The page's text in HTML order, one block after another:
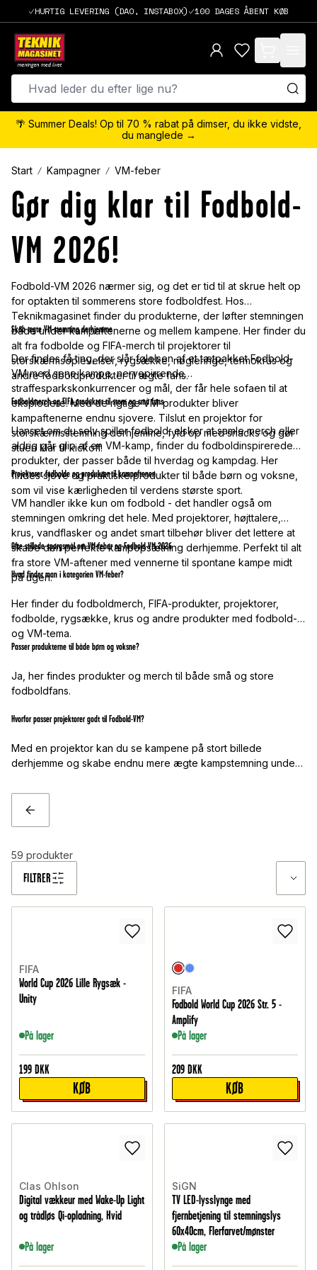
HURTIG LEVERING (DAO, INSTABOX) 100 DAGES ÅBENT KØB
items in cart,
🌴 Summer Deals! Op til 70 % rabat på dimser, du ikke vidste,
du manglede →
Start Kampagner VM-feber
Gør dig klar til Fodbold-
VM 2026!
Fodbold-VM 2026 nærmer sig, og det er tid til at skrue helt op
for optakten til sommerens store fodboldfest. Hos
Teknikmagasinet finder du produkterne, der løfter stemningen
både under kampaftenerne og mellem kampene. Her finder du
alt fra fodbolde og FIFA-merch til projektorer til
storskærmsoplevelser, rygsække, nøgleringe, termokrus og
andre fodboldprodukter til ægte fans.
Skab ægte VM-stemning derhjemme
Der findes få ting, der slår følelsen af et tætpakket Fodbold-
VM med sene kampe, nervepirrende
straffesparkskonkurrencer og mål, der får hele sofaen til at
eksplodere. Med de rigtige VM-produkter bliver
kampaftenerne endnu sjovere. Tilslut en projektor for
storskærmsstemning derhjemme, fyld op med snacks og gør
stuen klar til kickoff.
Fodboldmerch og FIFA-produkter til store og små fans
Uanset om du selv spiller fodbold, elsker at samle merch eller
aldrig går glip af en VM-kamp, finder du fodboldinspirerede
produkter, der passer både til hverdag og kampdag. Her
findes sjove og praktiske produkter til både børn og voksne,
som vil vise kærligheden til verdens største sport.
Projektorer, fodbolde og produkter til kampaftenen
VM handler ikke kun om fodbold - det handler også om
stemningen omkring det hele. Med projektorer, højttalere,
krus, vandflasker og andet smart tilbehør bliver det lettere at
skabe den perfekte kampopsætning derhjemme. Perfekt til alt
fra store VM-aftener med vennerne til spontane kampe midt
på ugen.
Ofte stillede spørgsmål om VM-feber og Fodbold-VM 2026
Hvad finder man i kategorien VM-feber?
Her finder du fodboldmerch, FIFA-produkter, projektorer,
fodbolde, rygsække, krus og andre produkter med fodbold-
og VM-tema.
Passer produkterne til både børn og voksne?
Ja, her findes produkter og merch til både små og store
fodboldfans.
Hvorfor passer projektorer godt til Fodbold-VM?
Med en projektor kan du se kampene på stort billede
derhjemme og skabe endnu mere ægte kampstemning under
TILBAGE
FILTRER
59 produkter
FIFA
World Cup 2026 Lille Rygsæk -
Unity
På lager
199 DKK
KØB
FIFA
Fodbold World Cup 2026 Str. 5 -
Amplify
På lager
209 DKK
KØB
Clas Ohlson
Digital vækkeur med Wake-Up Light
og trådløs Qi-opladning, Hvid
På lager
SiGN
TV LED-lysslynge med
fjernbetjening til stemningslys
60x40cm, Flerfarvet/mønster
På lager